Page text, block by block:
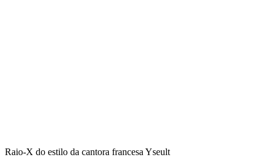
Raio-X do estilo da cantora francesa Yseult